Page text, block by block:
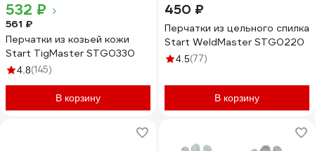
532 ₽
561 ₽
Перчатки из козьей кожи
Start TigMaster STG0330
4.8(145)
В корзину
450 ₽
Перчатки из цельного спилка
Start WeldMaster STG0220
4.5(77)
В корзину